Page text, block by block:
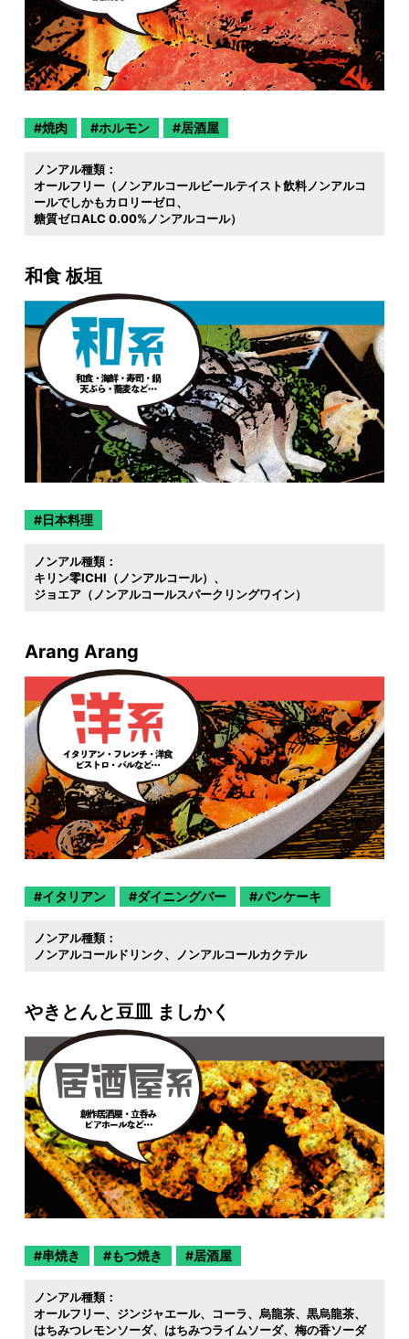
焼肉 ホルモン 居酒屋
ノンアル種類：
オールフリー（ノンアルコールビールテイスト飲料ノンアルコ
ールでしかもカロリーゼロ
糖質ゼロALC 0.00%ノンアルコール）
和食 板垣
日本料理
ノンアル種類：
キリン零ICHI（ノンアルコール）
ジョエア（ノンアルコールスパークリングワイン）
Arang Arang
イタリアン ダイニングバー パンケーキ
ノンアル種類：
ノンアルコールドリンク
ノンアルコールカクテル
やきとんと豆皿 ましかく
串焼き もつ焼き 居酒屋
ノンアル種類：
オールフリー
ジンジャエール コーラ 烏龍茶
黒烏龍茶
はちみつレモンソーダ
はちみつライムソーダ 梅の香ソーダ